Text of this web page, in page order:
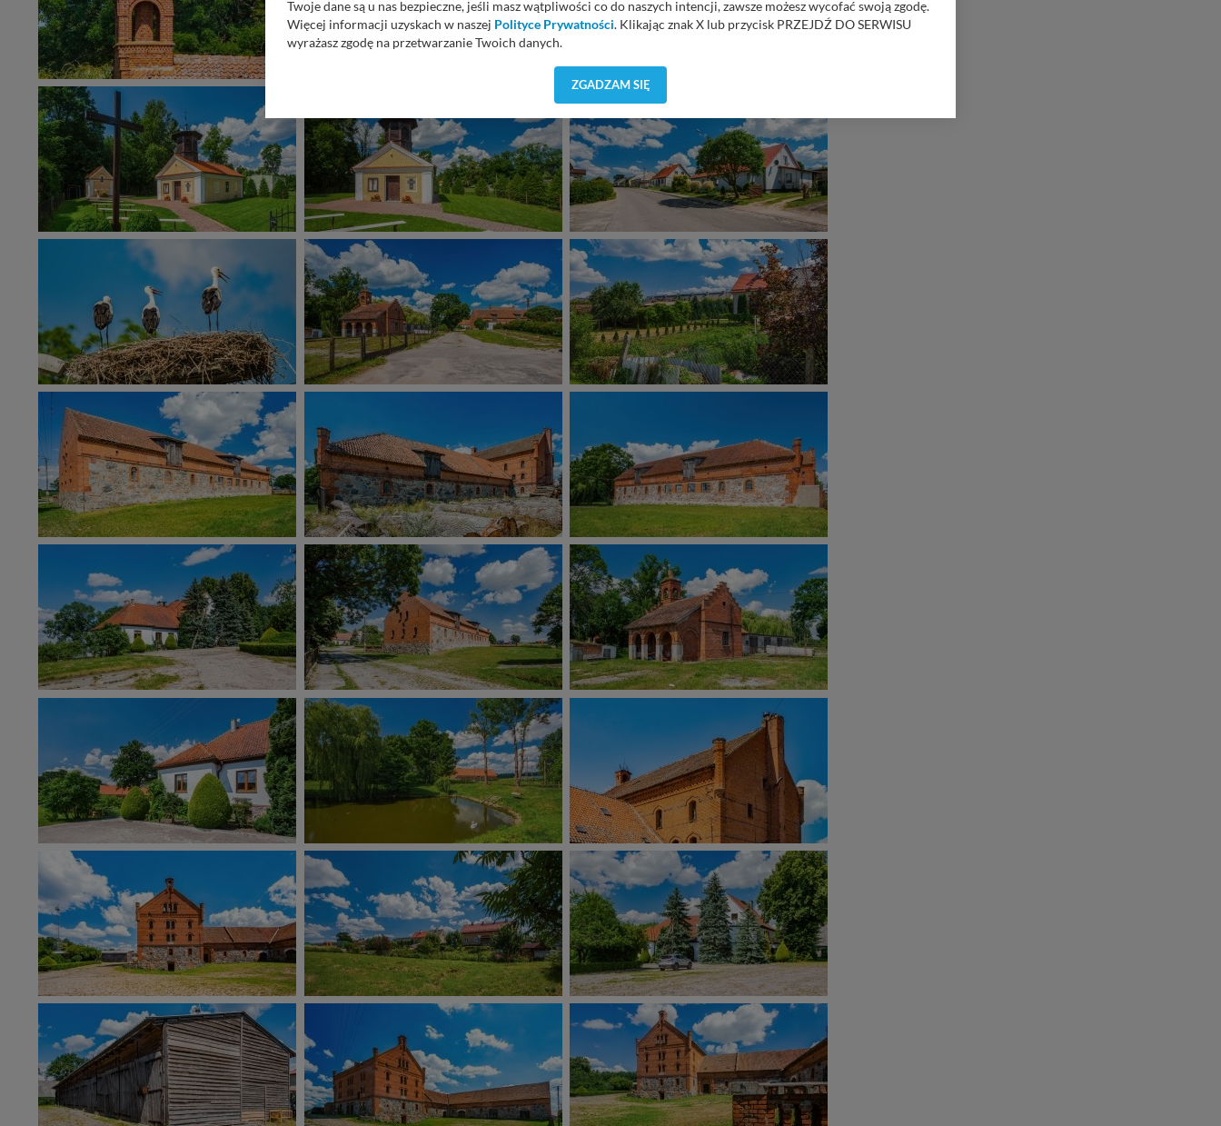
Twoje dane są u nas bezpieczne, jeśli masz wątpliwości co do naszych intencji, zawsze możesz wycofać swoją zgodę.
Więcej informacji uzyskach w naszej Polityce Prywatności. Klikając znak X lub przycisk PRZEJDŹ DO SERWISU
wyrażasz zgodę na przetwarzanie Twoich danych.
Wyjątkiem jest sytuacja, gdy przekazanie Twoich danych jest elementem usługi (przekazanie danych z formularza
zasadach i funkcjonalności serwisu w
Regulaminie Serwisu.
Administratorem Twoich danych jest: Agencja Reklamowa Kreacja Monika Borkowska, z siedzibą ul. Wiejska 17,
11-500 Giżycko. Możesz z nami skontaktować się za pośrednictwem tejstrony.
W każdej chwili możesz: zażądać dostępu do swoich danych, zażądać ich poprawienia lub usunięcia, zabronić ich
przetwarzania. Pamiętaj jednak, że nie zawsze jest możliwe techniczne zrealizowanie Twoich praw w odniesieniu do
informacji zawartych w plikach cookies. Twoja przeglądarka umożliwia Ci skasowanie tych plików - w pewnych
przypadkach nie możemy tego zrobić za Ciebie.
Dziękujemy, i życzmy miłego odkrywania Mazur na nowo...
ZGADZAM SIĘ